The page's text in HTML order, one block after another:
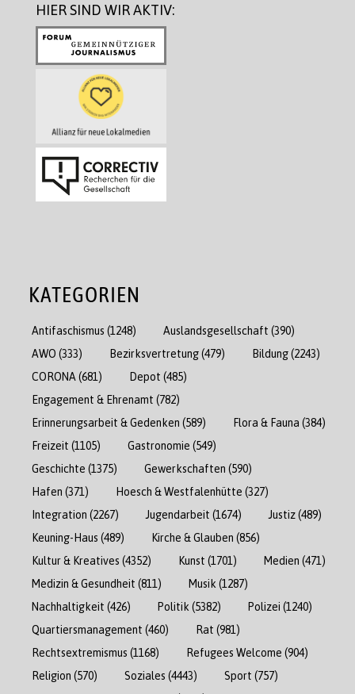
HIER SIND WIR AKTIV:
KATEGORIEN
Antifaschismus (1248) Auslandsgesellschaft (390)
AWO (333) Bezirksvertretung(479) Bildung(2243)
CORONA (681) Depot (485)
Engagement & Ehrenamt (782)
Erinnerungsarbeit & Gedenken (589) Flora & Fauna (384)
Freizeit (1105) Gastronomie (549)
Geschichte (1375) Gewerkschaften (590)
Hafen (371) Hoesch & Westfalenhütte (327)
Integration (2267) Jugendarbeit (1674) Justiz(489)
Keuning-Haus (489) Kirche & Glauben (856)
Kultur & Kreatives (4352) Kunst (1701) Medien (471)
Medizin & Gesundheit (811) Musik (1287)
Nachhaltigkeit (426) Politik (5382) Polizei (1240)
Quartiersmanagement (460) Rat (981)
Rechtsextremismus (1168) Refugees Welcome (904)
Religion (570) Soziales (4443) Sport (757)